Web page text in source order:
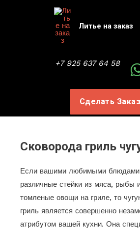
Литье на заказ
+7 925 637 64 58
Сделать Заказ
Сковорода гриль
Если вашими любимыми блюдами
различные стейки из мяса, рыбы
томленые овощи на гриле, то
гриль является совершенно
атрибутом вашей кухни. Она